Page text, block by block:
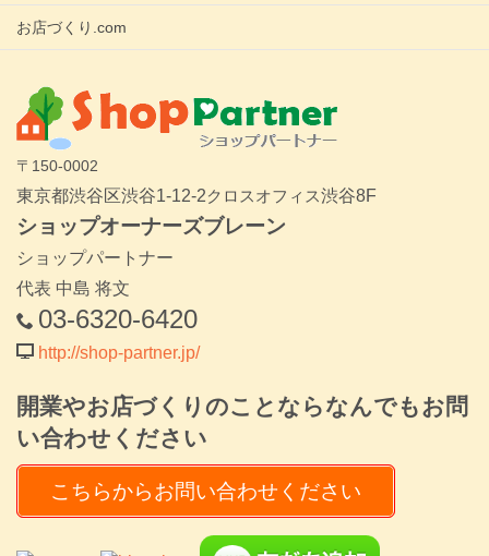
お店づくり.com
〒150-0002
東京都渋谷区渋谷1-12-2クロスオフィス渋谷8F
ショップオーナーズブレーン
ショップパートナー
代表 中島 将文
03-6320-6420
http://shop-partner.jp/
開業やお店づくりのことならなんでもお問
い合わせください
こちらからお問い合わせください